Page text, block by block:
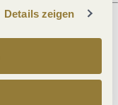
Details zeigen